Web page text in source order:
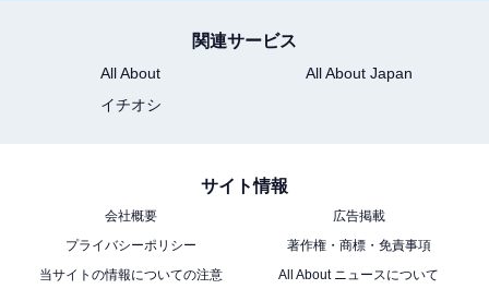
関連サービス
All About
All About Japan
イチオシ
サイト情報
会社概要
広告掲載
プライバシーポリシー
著作権・商標・免責事項
当サイトの情報についての注意
All About ニュースについて